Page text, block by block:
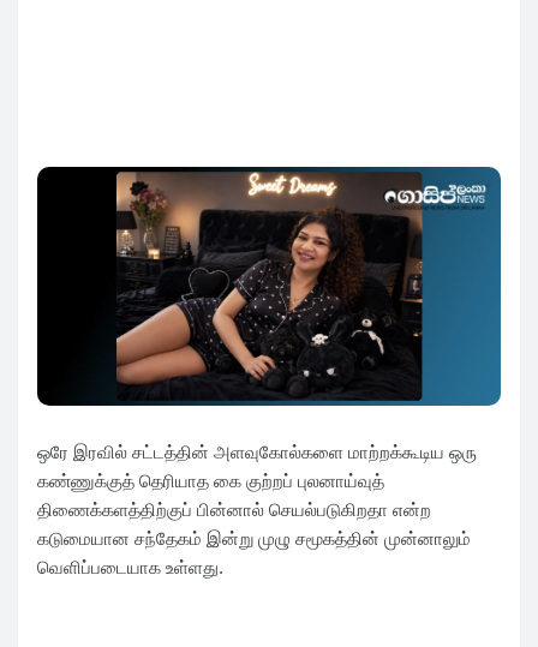
ஒரே இரவில் சட்டத்தின் அளவுகோல்களை மாற்றக்கூடிய ஒரு
கண்ணுக்குத் தெரியாத கை குற்றப் புலனாய்வுத்
திணைக்களத்திற்குப் பின்னால் செயல்படுகிறதா என்ற
கடுமையான சந்தேகம் இன்று முழு சமூகத்தின் முன்னாலும்
வெளிப்படையாக உள்ளது.